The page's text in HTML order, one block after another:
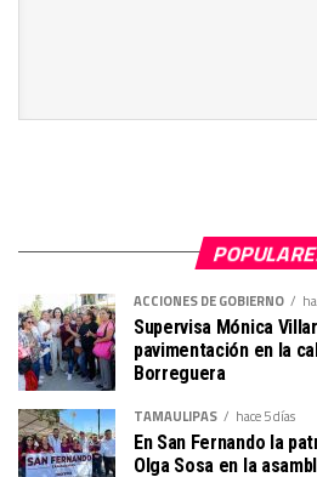
ACCIONES DE GOBIERNO
Supervisa Mónica
pavimentación en la
Borreguera
TAMAULIPAS hace 5 días
En San Fernando la
Olga Sosa en la